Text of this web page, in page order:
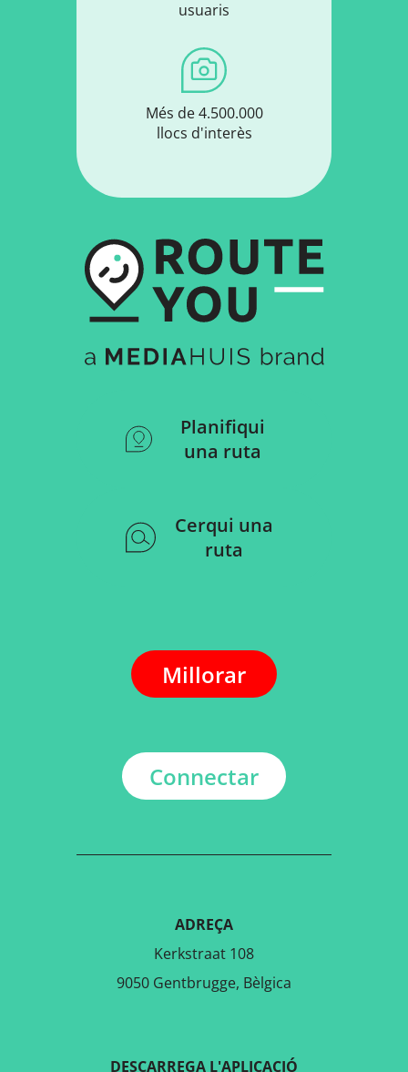
usuaris
Més de 4.500.000
llocs d'interès
Planifiqui
una ruta
Cerqui una
ruta
Millorar
Connectar
ADREÇA
Kerkstraat 108
9050 Gentbrugge, Bèlgica
DESCARREGA L'APLICACIÓ